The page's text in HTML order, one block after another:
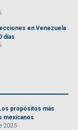
en Venezuela
días
propósitos más
mexicanos
2025